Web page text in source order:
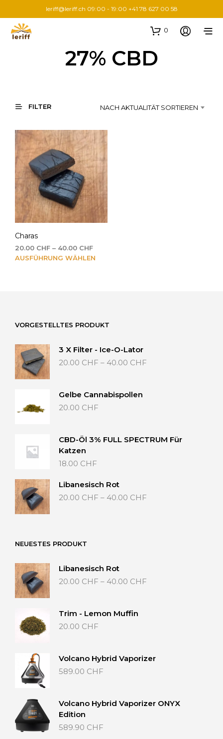
leriff@leriff.ch 09:00 - 19:00 +41 78 627 00 58
0
27% CBD
FILTER NACH AKTUALITÄT SORTIEREN
Charas
20.00 CHF – 40.00 CHFPreisspanne:
20.00 CHF
AUSFÜHRUNG WÄHLEN
auf
der
werden
VORGESTELLTES PRODUKT
3 X Filter - Ice-O-Lator
20.00 CHF – 40.00 CHF
Gelbe Cannabispollen
20.00 CHF
CBD-Öl 3% FULL SPECTRUM Für
Katzen
18.00 CHF
Libanesisch Rot
20.00 CHF – 40.00 CHF
NEUESTES PRODUKT
Libanesisch Rot
20.00 CHF – 40.00 CHF
Trim - Lemon Muffin
20.00 CHF
Volcano Hybrid Vaporizer
589.00 CHF
Volcano Hybrid Vaporizer ONYX
Edition
589.90 CHF